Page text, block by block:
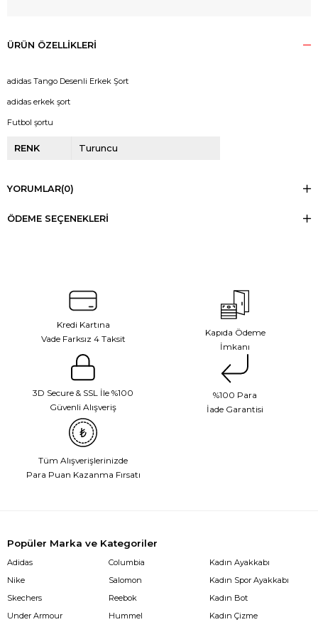
ÜRÜN ÖZELLIKLERI
adidas Tango Desenli Erkek Şort
adidas erkek şort
Futbol şortu
RENK Turuncu
YORUMLAR(0)
ÖDEME SEÇENEKLERI
Kredi Kartına
Vade Farksız 4 Taksit
Kapıda Ödeme
İmkanı
3D Secure & SSL İle %100
Güvenli Alışveriş
%100 Para
İade Garantisi
Tüm Alışverişlerinizde
Para Puan Kazanma Fırsatı
Popüler Marka ve Kategoriler
Adidas
Nike
Skechers
Under Armour
Columbia
Salomon
Reebok
Hummel
Kadın Ayakkabı
Kadın Spor Ayakkabı
Kadın Bot
Kadın Çizme